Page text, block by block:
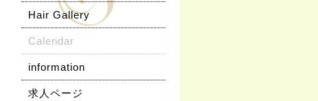
Hair Gallery
Calendar
information
求人ページ